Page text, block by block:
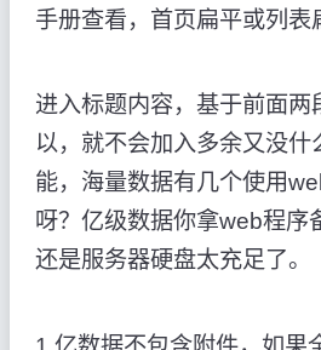
手册查看，首页扁平或列表
进入标题内容，基于前面两
以，就不会加入多余又没什
能，海量数据有几个使用
呀？亿级数据你拿web程序
还是服务器硬盘太充足了。